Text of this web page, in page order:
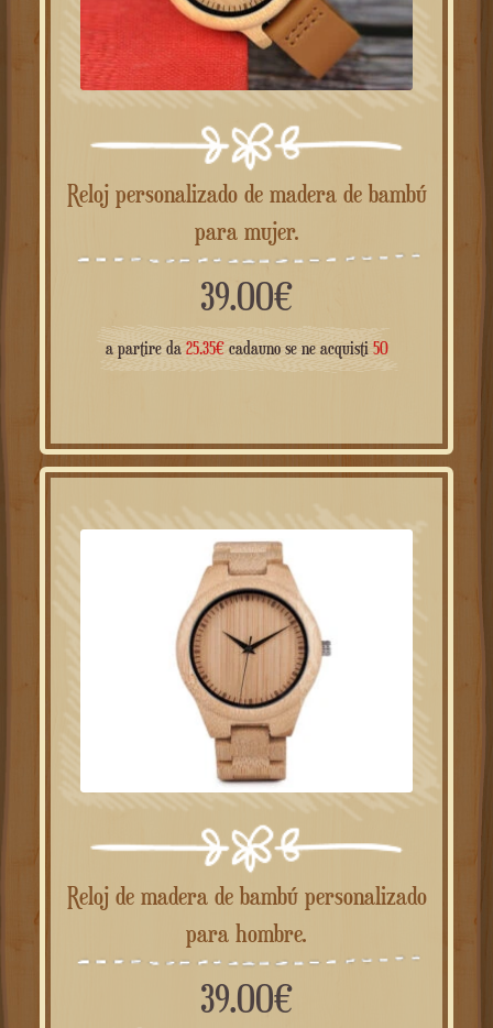
Reloj personalizado de madera de bambú
para mujer.
39.00€
a partire da 25.35€cadauno se ne acquisti 50
Reloj de madera de bambú personalizado
para hombre.
39.00€